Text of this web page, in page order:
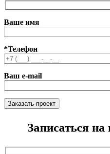
Ваше имя
*Телефон
Ваш e-mail
Записаться